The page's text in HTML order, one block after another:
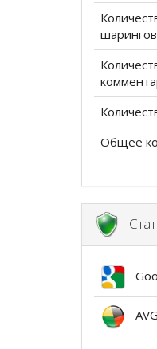
шарингов
Общее
AVG